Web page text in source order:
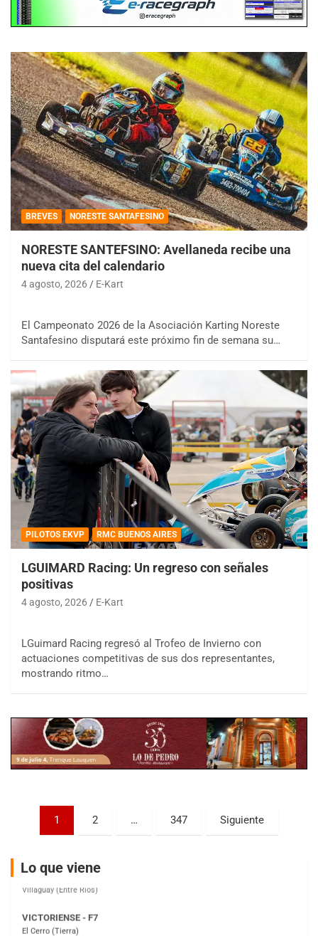
BREVES NORESTE SANTAFESINO
NORESTE SANTEFSINO: Avellaneda recibe una
nueva cita del calendario
4 agosto, 2026 E-Kart
El Campeonato 2026 de la Asociación Karting Noreste
Santafesino disputará este próximo fin de semana su…
PILOTOS EKVP RMC BUENOS AIRES
LGUIMARD Racing: Un regreso con señales
positivas
4 agosto, 2026 E-Kart
LGuimard Racing regresó al Trofeo de Invierno con
actuaciones competitivas de sus dos representantes,
mostrando ritmo…
Paginación
entradas
1 2 … 347 Siguiente
Lo que viene
COBERTURA ESPECIAL DE E-KART.COM.AR
08/09-AGO
KDO - F6
Ciudad de Trenque Lauquen (Asfalto)
Trenque Lauquen (Buenos Aires)
Villaguay (Entre Ríos)
El Cerro (Tierra)
Victoria (Entre Ríos)
Moto Club Reginense (Tierra)
Gral. E. Godoy (Río Negro)